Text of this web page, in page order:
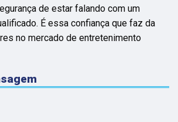
de estar falando com um
É essa confiança que faz da
no mercado de entretenimento